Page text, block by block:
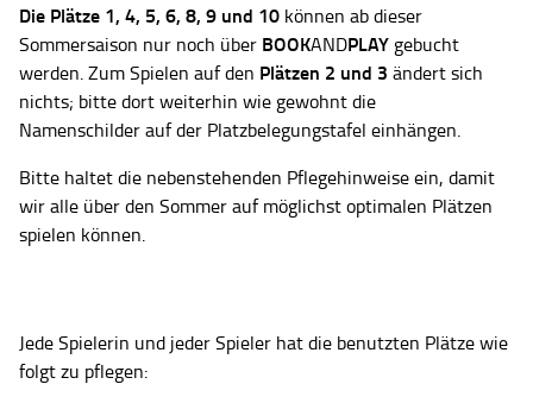
Die Plätze 1, 4, 5, 6, 8, 9 und 10 können ab dieser
Sommersaison nur noch über BOOKANDPLAY gebucht
werden. Zum Spielen auf den Plätzen 2 und 3 ändert sich
nichts; bitte dort weiterhin wie gewohnt die
Namenschilder auf der Platzbelegungstafel einhängen.
Bitte haltet die nebenstehenden Pflegehinweise ein, damit
wir alle über den Sommer auf möglichst optimalen Plätzen
spielen können.
Jede Spielerin und jeder Spieler hat die benutzten Plätze wie
folgt zu pflegen: